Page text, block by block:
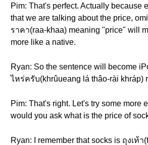
Pim: That's perfect. Actually because
that we are talking about the price,
ราคา(raa-khaa) meaning "price" will
more like a native.
Ryan: So the sentence will become
ไหร่ครับ(khrûueang lá thâo-rài khráp)
Pim: That's right. Let's try some more
would you ask what is the price of
Ryan: I remember that socks is ถุงเท้า